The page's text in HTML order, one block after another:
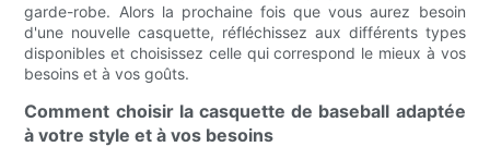
garde-robe. Alors la prochaine fois que vous aurez besoin
d'une nouvelle casquette, réfléchissez aux différents types
disponibles et choisissez celle qui correspond le mieux à vos
besoins et à vos goûts.
Comment choisir la casquette de baseball adaptée
à votre style et à vos besoins